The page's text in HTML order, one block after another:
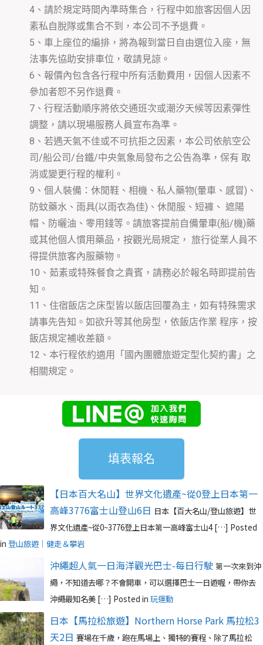
4、請於規定時間內準時集合，行程中如旅客因個人因
素私自脫隊或集合不到，本公司不予退費。
5、車上座位的編排，將為報到當日自由選位入座，無
法事先協助安排車位，敬請見諒。
6、報價內包含各行程中所有活動費用，因個人因素不
參加者恕不另作退費。
7、行程活動順序將依交通班次或潮汐天候等因素彈性
調整，請以現場服務人員宣布為準。
8、若遇天氣不佳或不可抗拒之因素，本公司依航空公
司/船公司/台鐵/中央氣象局發布之公告為準，保有 取
消或變更行程的權利。
9、個人裝備：休閒鞋、相機、私人藥物(暈車、感冒)、
防蚊藥水、雨具(以雨衣為佳)、休閒服、短褲、 遮陽
帽、防曬油、零用錢等。請旅客提前自備暈車(船/機)藥
或其他個人慣用藥品，按觀光局規定， 旅行從業人員不
得提供旅客內服藥物。
10、茹素或特殊餐食之貴賓，請務必於報名時即提前告
知。
11、住宿飯店之床型皆以飯店回覆為主，如有特殊需求
請事先告知。如欲升等其他房型，依飯店作業 程序，按
飯店規定補收差額。
12、本行程依約適用「國內團體旅遊定型化契約書」之
相關規定。
填表報名
【日本百大名山】世界文化遺產~從0登上日本第一
高峰3776富士山登山6日 日本【百大名山/登山旅遊】世
界文化遺產~從0~3776登上日本第一高峰富士山4 […] Posted
in 登山旅遊｜健走＆攀岩
沖繩超人氣一日海洋觀光巴士-每日行駛 第一次來到沖
繩，不知道去哪？不會開車，可以選擇巴士一日遊喔，帶你去
沖繩最知名美 […] Posted in 玩運動
日本【馬拉松旅遊】Northern Horse Park 馬拉松3
天2日 賽場在千歲，跑在馬場上、獨特的賽程、除了馬拉松